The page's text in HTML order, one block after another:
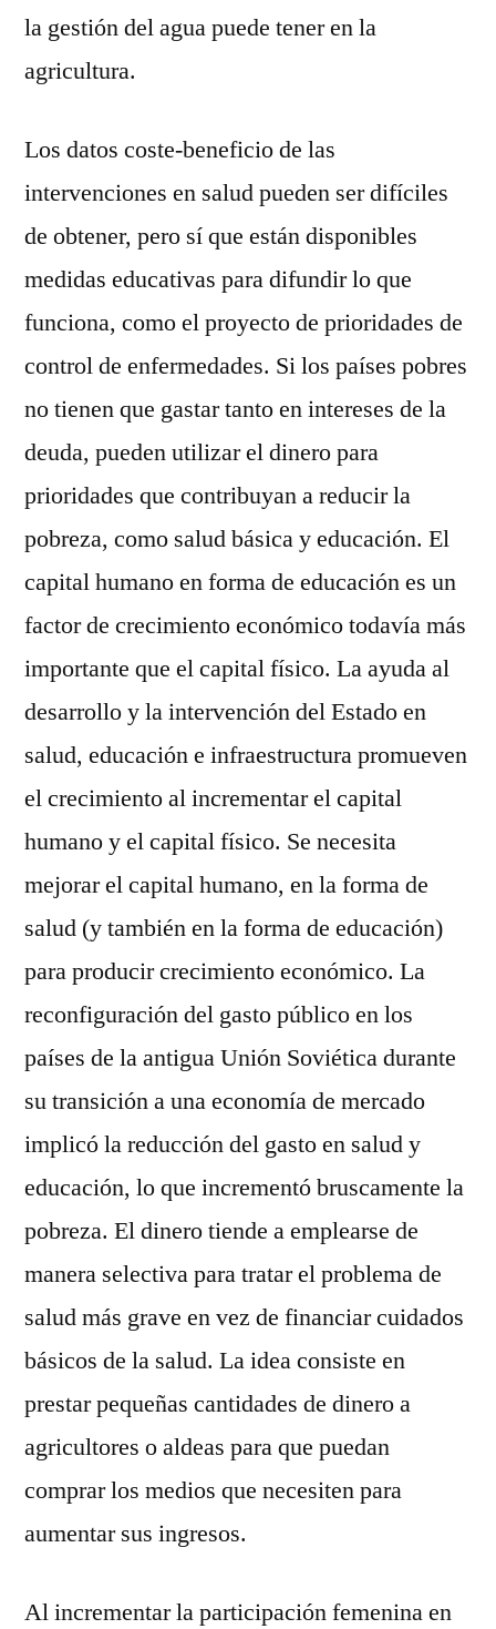
la gestión del agua puede tener en la
agricultura.
Los datos coste-beneficio de las
intervenciones en salud pueden ser difíciles
de obtener, pero sí que están disponibles
medidas educativas para difundir lo que
funciona, como el proyecto de prioridades de
control de enfermedades. Si los países pobres
no tienen que gastar tanto en intereses de la
deuda, pueden utilizar el dinero para
prioridades que contribuyan a reducir la
pobreza, como salud básica y educación. El
capital humano en forma de educación es un
factor de crecimiento económico todavía más
importante que el capital físico. La ayuda al
desarrollo y la intervención del Estado en
salud, educación e infraestructura promueven
el crecimiento al incrementar el capital
humano y el capital físico. Se necesita
mejorar el capital humano, en la forma de
salud (y también en la forma de educación)
para producir crecimiento económico. La
reconfiguración del gasto público en los
países de la antigua Unión Soviética durante
su transición a una economía de mercado
implicó la reducción del gasto en salud y
educación, lo que incrementó bruscamente la
pobreza. El dinero tiende a emplearse de
manera selectiva para tratar el problema de
salud más grave en vez de financiar cuidados
básicos de la salud. La idea consiste en
prestar pequeñas cantidades de dinero a
agricultores o aldeas para que puedan
comprar los medios que necesiten para
aumentar sus ingresos.
Al incrementar la participación femenina en